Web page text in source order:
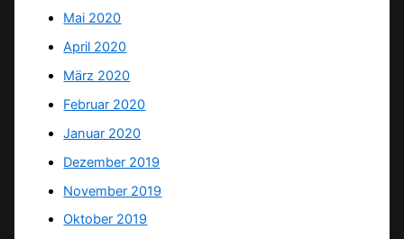
Mai 2020
April 2020
März 2020
Februar 2020
Januar 2020
Dezember 2019
November 2019
Oktober 2019